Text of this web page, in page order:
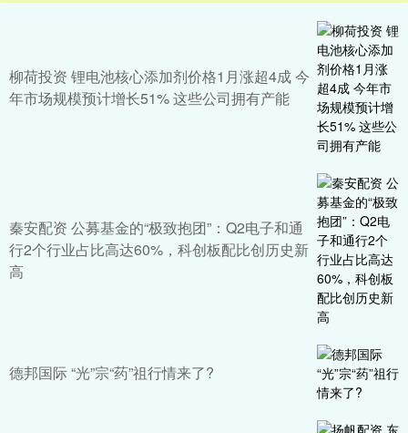
柳荷投资 锂电池核心添加剂价格1月涨超4成 今
年市场规模预计增长51% 这些公司拥有产能
秦安配资 公募基金的“极致抱团”：Q2电子和通
行2个行业占比高达60%，科创板配比创历史新
高
德邦国际 “光”宗“药”祖行情来了?